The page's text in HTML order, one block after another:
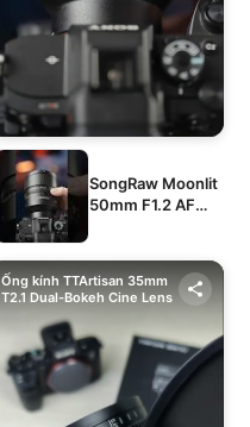
SongRaw Moonlit
50mm F1.2 AF
Ống kính TTArtisan 35mm
T2.1 Dual-Bokeh Cine Lens